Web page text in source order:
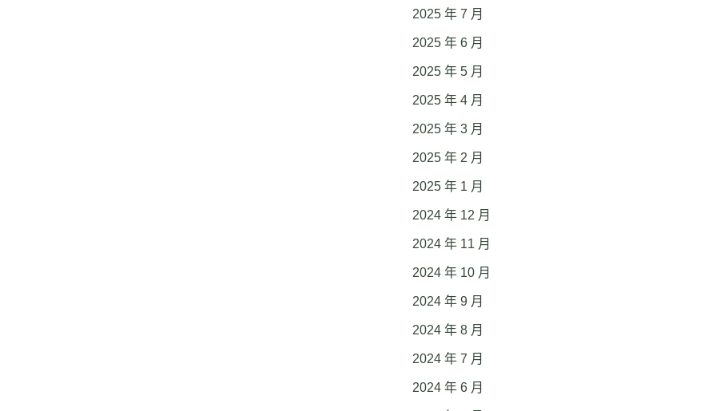
2025 年 7 月
2025 年 6 月
2025 年 5 月
2025 年 4 月
2025 年 3 月
2025 年 2 月
2025 年 1 月
2024 年 12 月
2024 年 11 月
2024 年 10 月
2024 年 9 月
2024 年 8 月
2024 年 7 月
2024 年 6 月